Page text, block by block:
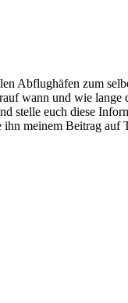
zum
wann und wie
stelle euch diese
meinem Beitrag